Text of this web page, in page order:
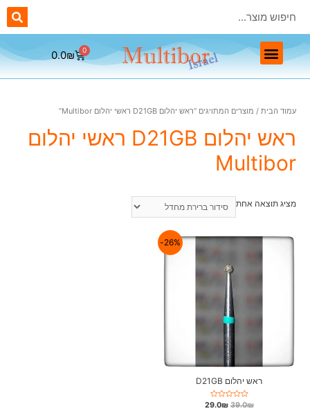
0.0₪
עמוד הבית / מוצרים המתויגים “ראש יהלום D21GB ראשי יהלום Multibor”
ראש יהלום D21GB ראשי יהלום
Multibor
מציג תוצאה אחת
26%-
ראש יהלום D21GB
ד39.0₪
29.0₪